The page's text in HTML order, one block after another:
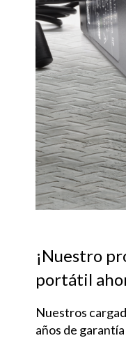
¡Nuestro
portátil
Nuestros
años de